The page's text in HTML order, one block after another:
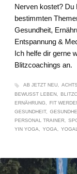
Nerven kostet? Du
bestimmten
Gesundheit,
Entspannung &
Ich helfe dir gerne
Blitzcoachings an.
AB JETZT NEU
BEWUSST LEBEN
ERNÄHRUNG
FIT
GESUNDHEIT
PERSONAL TRAINER
YIN YOGA
YOGA